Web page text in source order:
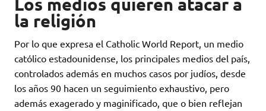
Los medios quieren atacar a
la religión
Por lo que expresa el Catholic World Report, un medio
católico estadounidense, los principales medios del país,
controlados además en muchos casos por judíos, desde
los años 90 hacen un seguimiento exhaustivo, pero
además exagerado y maginificado, que o bien reflejan